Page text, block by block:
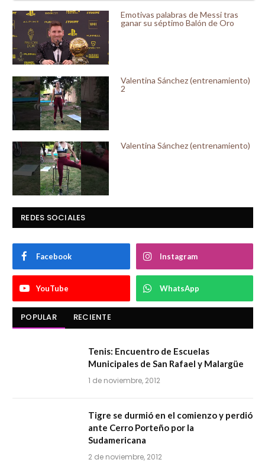
Emotivas palabras de Messi tras
ganar su séptimo Balón de Oro
Valentina Sánchez (entrenamiento)
2
Valentina Sánchez (entrenamiento)
REDES SOCIALES
Facebook Instagram
YouTube WhatsApp
POPULAR RECIENTE
Tenis: Encuentro de Escuelas
Municipales de San Rafael y Malargüe
1 de noviembre, 2012
Tigre se durmió en el comienzo y perdió
ante Cerro Porteño por la
Sudamericana
2 de noviembre, 2012